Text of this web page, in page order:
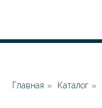
Главная » Каталог »